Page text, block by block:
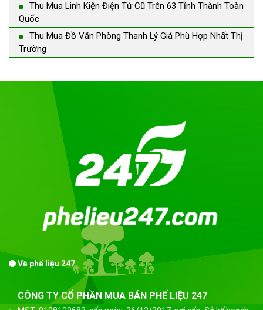
Thu Mua Linh Kiện Điện Tử Cũ Trên 63 Tỉnh Thành Toàn
Quốc
Thu Mua Đồ Văn Phòng Thanh Lý Giá Phù Hợp Nhất Thị
Trường
Về phế liệu 247
CÔNG TY CỔ PHẦN MUA BÁN PHẾ LIỆU 247